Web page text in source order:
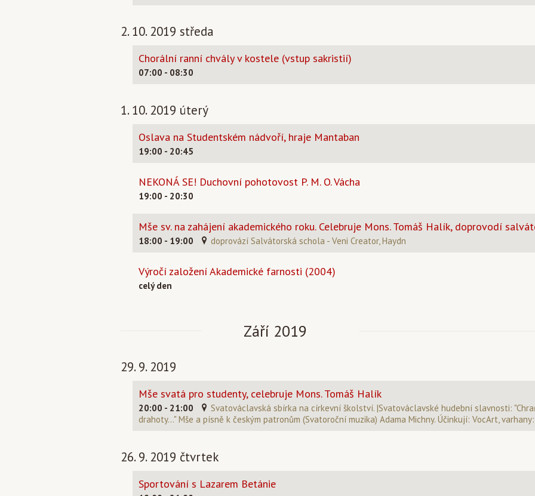
2. 10. 2019 středa
Chorální ranní chvály v kostele (vstup sakristií)
07:00 - 08:30
1. 10. 2019 úterý
Oslava na Studentském nádvoří, hraje Mantaban
19:00 - 20:45
NEKONÁ SE! Duchovní pohotovost P. M. O. Vácha
19:00 - 20:30
Mše sv. na zahájení akademického roku. Celebruje Mons. Tomáš Halík, doprovodí
18:00 - 19:00 doprovází Salvátorská schola - Veni Creator, Haydn
Výročí založení Akademické farnosti (2004)
celý den
Září 2019
29. 9. 2019
Mše svatá pro studenty, celebruje Mons. Tomáš Halík
20:00 - 21:00
Svatováclavská sbírka na církevní školství. |Svatováclavské hudební slavnosti:
drahoty..." Mše a písně k českým patronům (Svatoroční muzika) Adama Michny. Účinkují: VocArt,
26. 9. 2019 čtvrtek
Sportování s Lazarem Betánie